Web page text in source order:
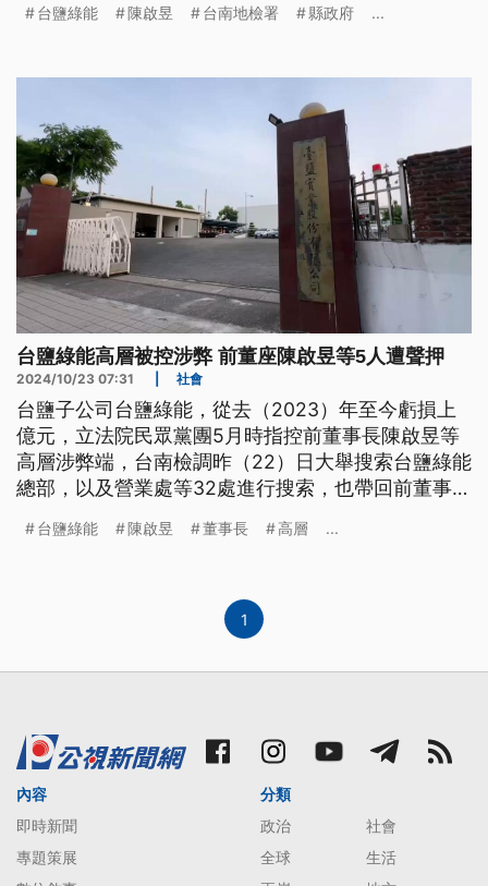
台鹽綠能 陳啟昱 台南地檢署 縣政府 ...
台鹽綠能高層被控涉弊 前董座陳啟昱等5人遭聲押
2024/10/23 07:31 社會
台鹽子公司台鹽綠能，從去（2023）年至今虧損上
億元，立法院民眾黨團5月時指控前董事長陳啟昱等
高層涉弊端，台南檢調昨（22）日大舉搜索台鹽綠能
總部，以及營業處等32處進行搜索，也帶回前董事長
禁見。
台鹽綠能 陳啟昱 董事長 高層 ...
1
內容
即時新聞
專題策展
分類
政治
社會
全球
生活